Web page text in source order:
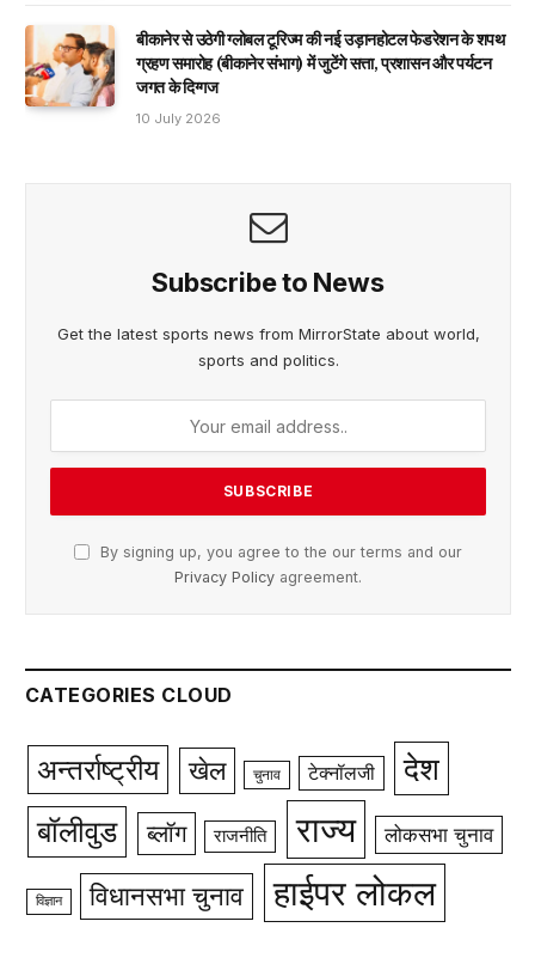
बीकानेर से उठेगी ग्लोबल टूरिज्म की नई उड़ानहोटल फेडरेशन के शपथ
ग्रहण समारोह (बीकानेर संभाग) में जुटेंगे सत्ता, प्रशासन और पर्यटन
जगत के दिग्गज
10 July 2026
Subscribe to News
Get the latest sports news from MirrorState about world,
sports and politics.
By signing up, you agree to the our terms and our
Privacy Policy agreement.
CATEGORIES CLOUD
अन्तर्राष्ट्रीय खेल चुनाव टेक्नॉलजी देश
बॉलीवुड ब्लॉग राजनीति राज्य लोकसभा चुनाव
विज्ञान विधानसभा चुनाव हाईपर लोकल